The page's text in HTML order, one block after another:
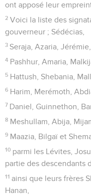
ont apposé leur
2 Voici la liste des
gouverneur ; Sédécias,
3 Seraja, Azaria, Jérémie,
4 Pashhur, Amaria,
5 Hattush, Shebania,
6 Harim, Merémoth,
7 Daniel, Guinnethon,
8 Meshullam, Abija,
9 Maazia, Bilgaï et
10 parmi les Lévites,
partie des descendants
11 ainsi que leurs frères
Hanan,